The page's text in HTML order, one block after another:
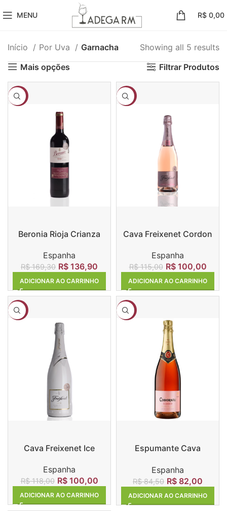
MENU R$ 0,00
Início Por Uva Garnacha
Showing all 5 results
Mais opções
Filtrar Produtos
-19%
Beronia Rioja Crianza
Espanha
R$169,30 R$ 136,90
ADICIONAR AO CARRINHO
-13%
Cava Freixenet Cordon
Espanha
R$115,00 R$100,00
ADICIONAR AO CARRINHO
-15%
Cava Freixenet Ice
Espanha
R$118,00 R$100,00
ADICIONAR AO CARRINHO
-3%
Espumante Cava
Espanha
R$84,50 R$ 82,00
ADICIONAR AO CARRINHO